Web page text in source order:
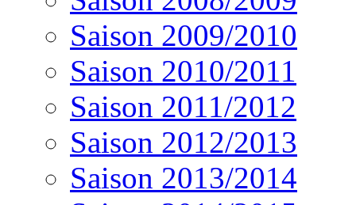
Saison 2009/2010
Saison 2010/2011
Saison 2011/2012
Saison 2012/2013
Saison 2013/2014